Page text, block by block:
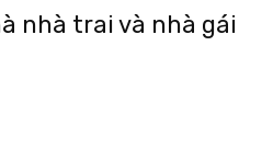
nhà trai và nhà gái